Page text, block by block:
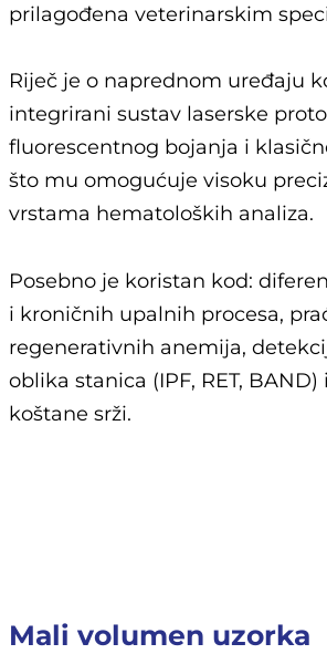
prilagođena veterinarskim
Riječ je o naprednom uređaju
integrirani sustav laserske
fluorescentnog bojanja i
što mu omogućuje visoku
vrstama hematoloških analiza.
Posebno je koristan kod:
i kroničnih upalnih procesa,
regenerativnih anemija,
oblika stanica (IPF, RET,
koštane srži.
Mali volumen uzorka